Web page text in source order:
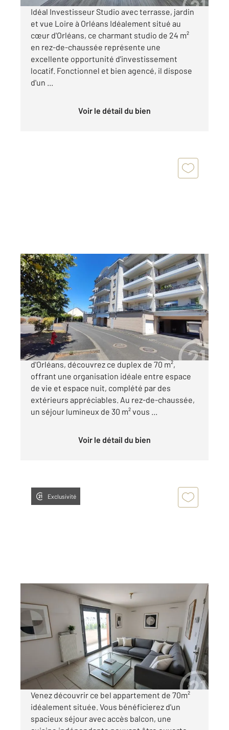
Idéal Investisseur Studio avec terrasse, jardin
et vue Loire à Orléans Idéalement situé au
cœur d'Orléans, ce charmant studio de 24 m²
en rez-de-chaussée représente une
excellente opportunité d'investissement
locatif. Fonctionnel et bien agencé, il dispose
d'un ...
Voir le détail du bien
ORLEANS 45
70,42 m2, 3 pièces
Ref : 8868
Appartement F3 Duplex à vendre
169 900 €
Situé dans une résidence calme au sud
d'Orléans, découvrez ce duplex de 70 m²,
offrant une organisation idéale entre espace
de vie et espace nuit, complété par des
extérieurs appréciables. Au rez-de-chaussée,
un séjour lumineux de 30 m² vous ...
Voir le détail du bien
Exclusivité
ORLEANS 45
69,52 m
, 3 pièces
Ref : 9364
Appartement F3 à vendre
189 000 €
Visiter le site dédié
Venez découvrir ce bel appartement de 70m²
idéalement située. Vous bénéficierez d'un
spacieux séjour avec accès balcon, une